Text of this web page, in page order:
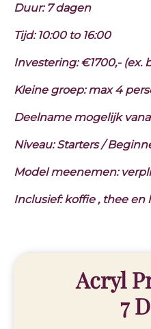
Duur: 7 dagen
Tijd: 10:00 to 16:00
Investering: €1700,- (ex.
Kleine groep: max 4
Deelname mogelijk
Niveau: Starters /
Model meenemen:
Inclusief: koffie , thee en
Acryl
7